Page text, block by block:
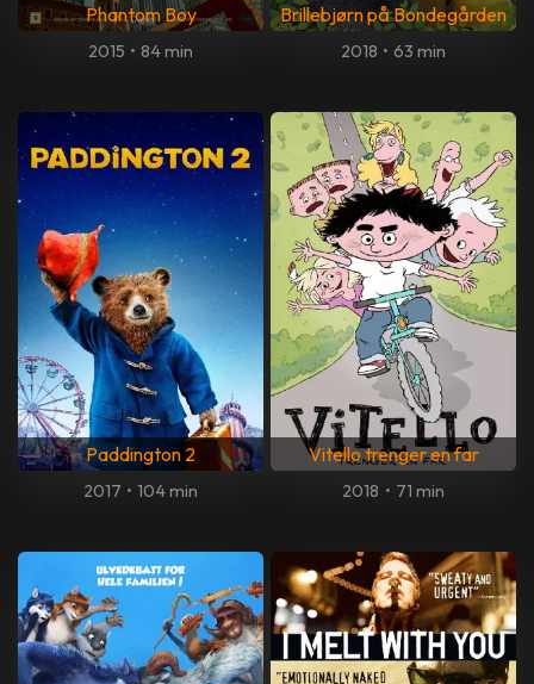
Phantom Boy
2015 • 84 min
Brillebjørn på Bondegården
2018 • 63 min
Paddington 2
2017 • 104 min
Vitello trenger en far
2018 • 71 min